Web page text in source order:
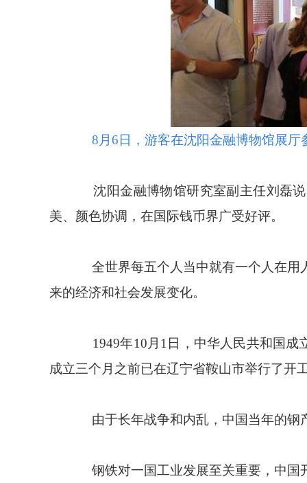
8月6日，游客在沈阳金融博物馆展厅
沈阳金融博物馆研究室副主任刘磊说
美、颜色协调，在国际钱币界广受好评。
全世界每五个人当中就有一个人在用
来的经济和社会发展变化。
1949年10月1日，中华人民共和国成
成立三个月之前已在辽宁省鞍山市举行了开
由于长年战争和内乱，中国当年的钢
钢铁对一国工业发展至关重要，中